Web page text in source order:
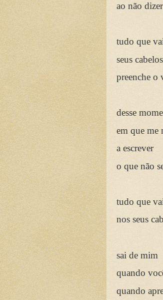
ao não dizer
tudo que
seus cabelos
preenche o
desse
em que me
a escrever
o que não
tudo que
nos seus
sai de mim
quando
quando